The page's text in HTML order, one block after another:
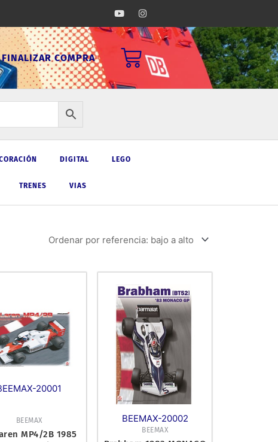
Y
o
u
t
I
n
s
t
a
g
FINALIZAR COMPRA Carrito
DIGITAL LEGO
TRENES VIAS
20001
BEEMAX
MP4/2B 1985
BEEMAX-20002
BEEMAX